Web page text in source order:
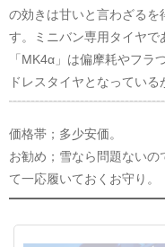
の効きは甘いと言わざる
す。ミニバン専用タイヤで
「MK4α」は偏摩耗やフラ
ドレスタイヤとなっている
価格帯；多少安価。
お勧め；雪なら問題ないの
て一応履いておくお守り。